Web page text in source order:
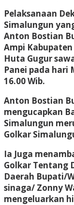
Pelaksanaan
Simalungun
Anton Bostian
Ampi
Huta Gugur
Panei pada hari
16.00 Wib.
Anton Bostian
mengucapkan
Simalungun
Golkar
Ia Juga
Golkar Tentang
Daerah Bupati/
sinaga/ Zonny
mengeluarkan